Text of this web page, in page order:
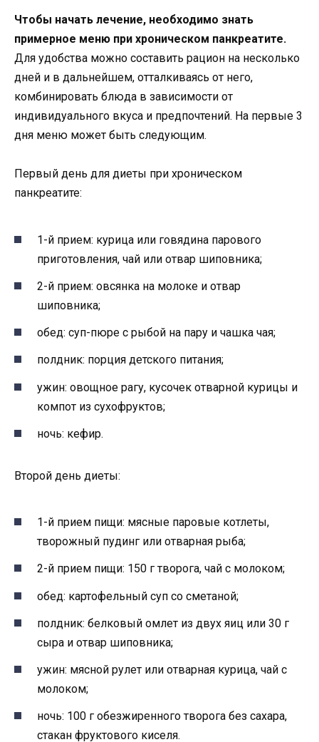
Чтобы начать лечение, необходимо знать
примерное меню при хроническом панкреатите.
Для удобства можно составить рацион на несколько
дней и в дальнейшем, отталкиваясь от него,
комбинировать блюда в зависимости от
индивидуального вкуса и предпочтений. На первые 3
дня меню может быть следующим.
Первый день для диеты при хроническом
панкреатите:
1-й прием: курица или говядина парового
приготовления, чай или отвар шиповника;
2-й прием: овсянка на молоке и отвар
шиповника;
обед: суп-пюре с рыбой на пару и чашка чая;
полдник: порция детского питания;
ужин: овощное рагу, кусочек отварной курицы и
компот из сухофруктов;
ночь: кефир.
Второй день диеты:
1-й прием пищи: мясные паровые котлеты,
творожный пудинг или отварная рыба;
2-й прием пищи: 150 г творога, чай с молоком;
обед: картофельный суп со сметаной;
полдник: белковый омлет из двух яиц или 30 г
сыра и отвар шиповника;
ужин: мясной рулет или отварная курица, чай с
молоком;
ночь: 100 г обезжиренного творога без сахара,
стакан фруктового киселя.